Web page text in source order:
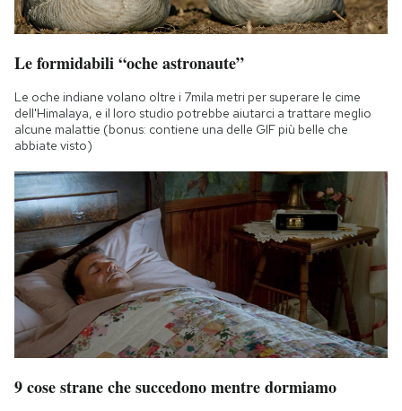
Le formidabili “oche astronaute”
Le oche indiane volano oltre i 7mila metri per superare le cime
dell'Himalaya, e il loro studio potrebbe aiutarci a trattare meglio
alcune malattie (bonus: contiene una delle GIF più belle che
abbiate visto)
9 cose strane che succedono mentre dormiamo